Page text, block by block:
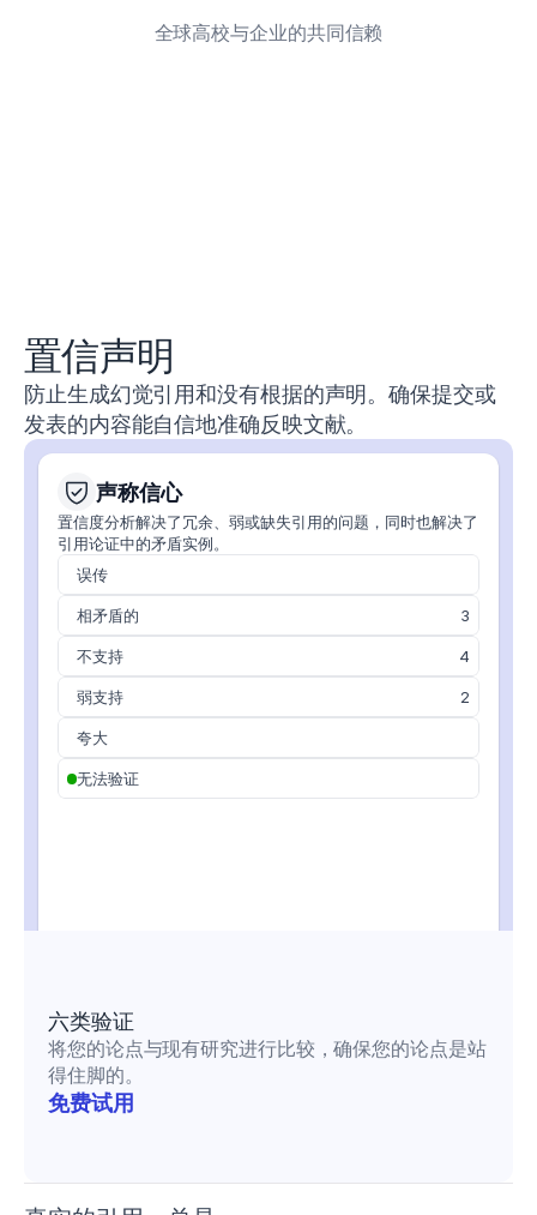
全球高校与企业的共同信赖
置信声明
防止生成幻觉引用和没有根据的声明。确保提交或
发表的内容能自信地准确反映文献。
声称信心
置信度分析解决了冗余、弱或缺失引用的问题，同时也解决了
引用论证中的矛盾实例。
误传
相矛盾的 3
不支持 4
弱支持 2
夸大
无法验证
六类验证
将您的论点与现有研究进行比较，确保您的论点是站
得住脚的。
免费试用